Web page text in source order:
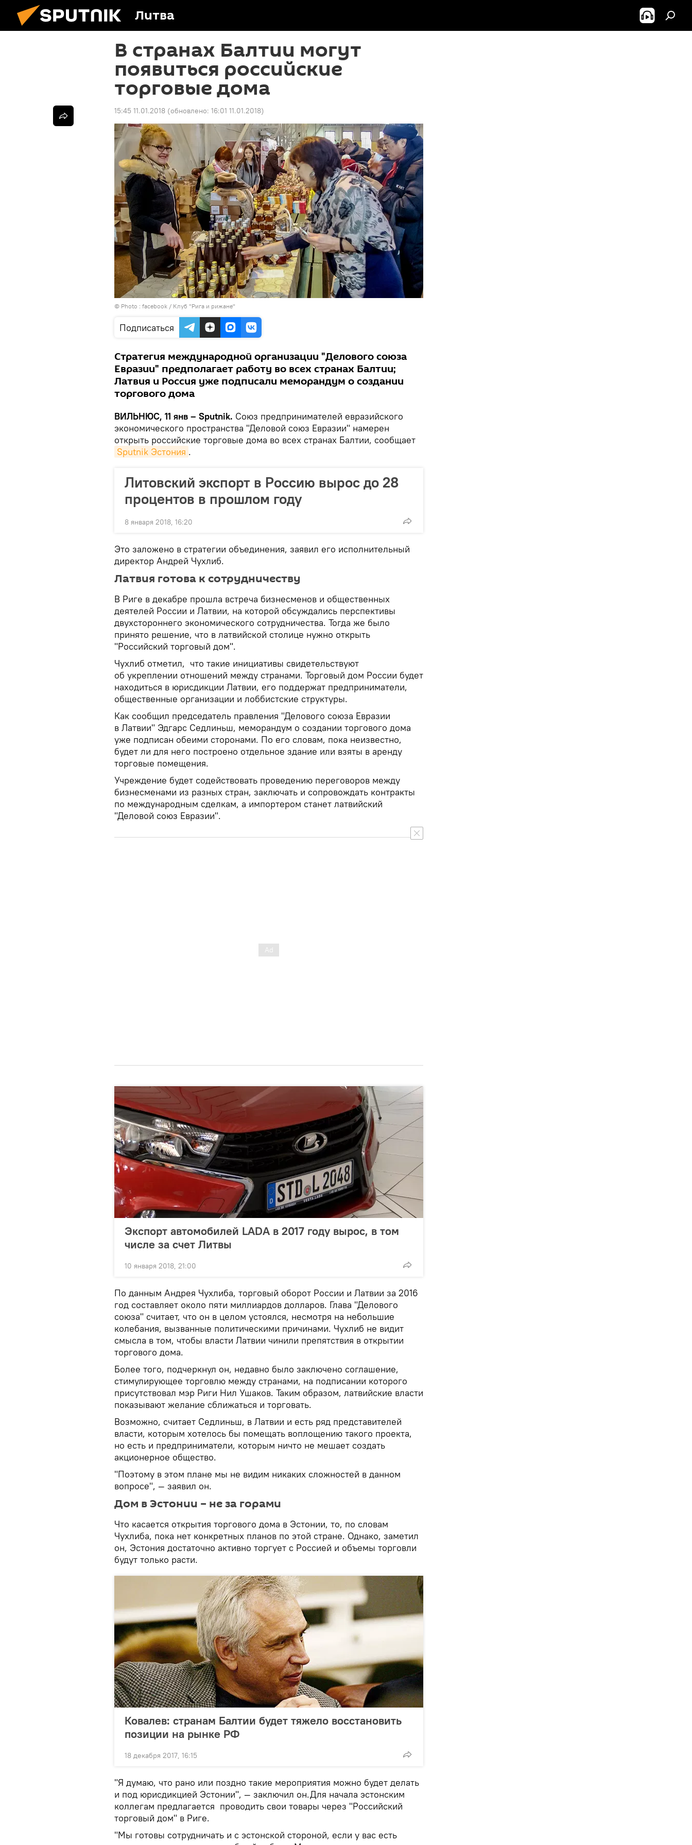
Литва
В странах Балтии могут
появиться российские
торговые дома
15:45 11.01.2018 (обновлено: 16:01 11.01.2018)
© Photo : facebook / Клуб "Рига и рижане"
Подписаться
Стратегия международной организации "Делового союза
Евразии" предполагает работу во всех странах Балтии;
Латвия и Россия уже подписали меморандум о создании
торгового дома
ВИЛЬНЮС, 11 янв – Sputnik. Союз предпринимателей евразийского
экономического пространства "Деловой союз Евразии" намерен
открыть российские торговые дома во всех странах Балтии, сообщает
Sputnik Эстония .
Литовский экспорт в Россию вырос до 28
процентов в прошлом году
8 января 2018, 16:20
Это заложено в стратегии объединения, заявил его исполнительный
директор Андрей Чухлиб.
Латвия готова к сотрудничеству
В Риге в декабре прошла встреча бизнесменов и общественных
деятелей России и Латвии, на которой обсуждались перспективы
двухстороннего экономического сотрудничества. Тогда же было
принято решение, что в латвийской столице нужно открыть
"Российский торговый дом".
Чухлиб отметил, что такие инициативы свидетельствуют
об укреплении отношений между странами. Торговый дом России будет
находиться в юрисдикции Латвии, его поддержат предприниматели,
общественные организации и лоббистские структуры.
Как сообщил председатель правления "Делового союза Евразии
в Латвии" Эдгарс Седлиньш, меморандум о создании торгового дома
уже подписан обеими сторонами. По его словам, пока неизвестно,
будет ли для него построено отдельное здание или взяты в аренду
торговые помещения.
Учреждение будет содействовать проведению переговоров между
бизнесменами из разных стран, заключать и сопровождать контракты
по международным сделкам, а импортером станет латвийский
"Деловой союз Евразии".
Экспорт автомобилей LADA в 2017 году вырос, в том
числе за счет Литвы
10 января 2018, 21:00
По данным Андрея Чухлиба, торговый оборот России и Латвии за 2016
год составляет около пяти миллиардов долларов. Глава "Делового
союза" считает, что он в целом устоялся, несмотря на небольшие
колебания, вызванные политическими причинами. Чухлиб не видит
смысла в том, чтобы власти Латвии чинили препятствия в открытии
торгового дома.
Более того, подчеркнул он, недавно было заключено соглашение,
стимулирующее торговлю между странами, на подписании которого
присутствовал мэр Риги Нил Ушаков. Таким образом, латвийские власти
показывают желание сближаться и торговать.
Возможно, считает Седлиньш, в Латвии и есть ряд представителей
власти, которым хотелось бы помещать воплощению такого проекта,
но есть и предприниматели, которым ничто не мешает создать
акционерное общество.
"Поэтому в этом плане мы не видим никаких сложностей в данном
вопросе", — заявил он.
Дом в Эстонии – не за горами
Что касается открытия торгового дома в Эстонии, то, по словам
Чухлиба, пока нет конкретных планов по этой стране. Однако, заметил
он, Эстония достаточно активно торгует с Россией и объемы торговли
будут только расти.
Ковалев: странам Балтии будет тяжело восстановить
позиции на рынке РФ
18 декабря 2017, 16:15
"Я думаю, что рано или поздно такие мероприятия можно будет делать
и под юрисдикцией Эстонии", — заключил он.Для начала эстонским
коллегам предлагается проводить свои товары через "Российский
торговый дом" в Риге.
"Мы готовы сотрудничать и с эстонской стороной, если у вас есть